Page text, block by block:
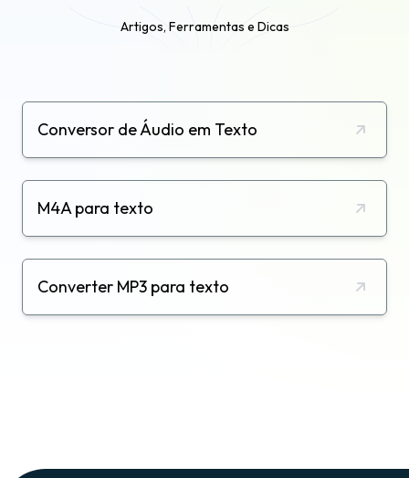
Artigos, Ferramentas e Dicas
Conversor de Áudio em Texto
M4A para texto
Converter MP3 para texto